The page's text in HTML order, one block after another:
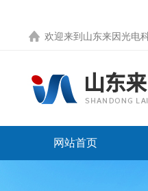
欢迎来到 山东来因光电
网站首页